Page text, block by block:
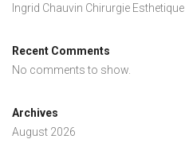
Ingrid Chauvin Chirurgie Esthetique
Recent Comments
No comments to show.
Archives
August 2026